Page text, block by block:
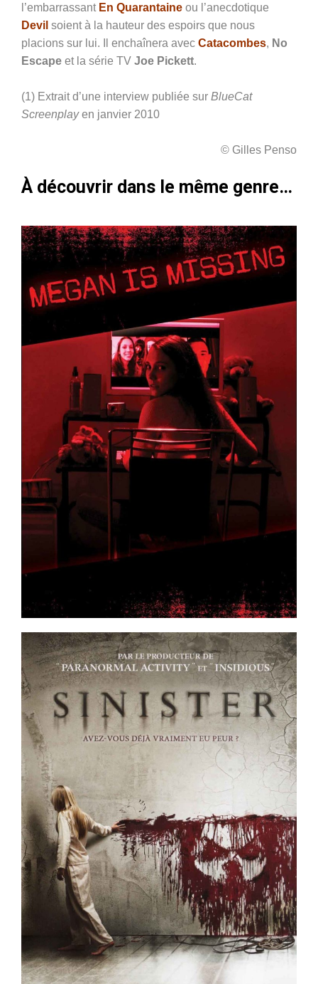
l’embarrassant En Quarantaine ou l’anecdotique
Devil soient à la hauteur des espoirs que nous
placions sur lui. Il enchaînera avec Catacombes, No
Escape et la série TV Joe Pickett.
(1) Extrait d’une interview publiée sur BlueCat
Screenplayen janvier 2010
© Gilles Penso
À découvrir dans le même genre…